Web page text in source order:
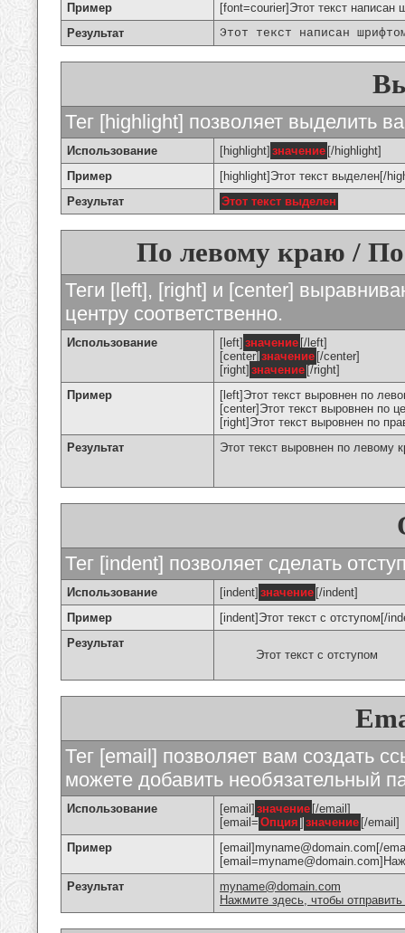
Пример
[font=courier]Этот текст
Результат
Этот текст написан
Тег [highlight] позволяет выделить
Использование [highlight] значение [/highlight]
Пример
[highlight]Этот текст выделен[/
Результат
Этот текст выделен
По левому краю /
Теги [left], [right] и [center]
центру соответственно.
Использование [left] значение [/left]
[center] значение [/center]
[right] значение [/right]
Пример
[left]Этот текст выровнен по
[center]Этот текст выровнен по
[right]Этот текст выровнен по
Результат
Этот текст выровнен по левому
Тег [indent] позволяет сделать
Использование [indent] значение [/indent]
Пример
[indent]Этот текст с отступом[/
Результат
Этот текст с отступом
Тег [email] позволяет вам создать
можете добавить необязательный
Использование [email] значение [/email]
[email= Опция ] значение [/email]
Пример
[email]myname@domain.com[/
Результат
myname@domain.com
Нажмите здесь, чтобы